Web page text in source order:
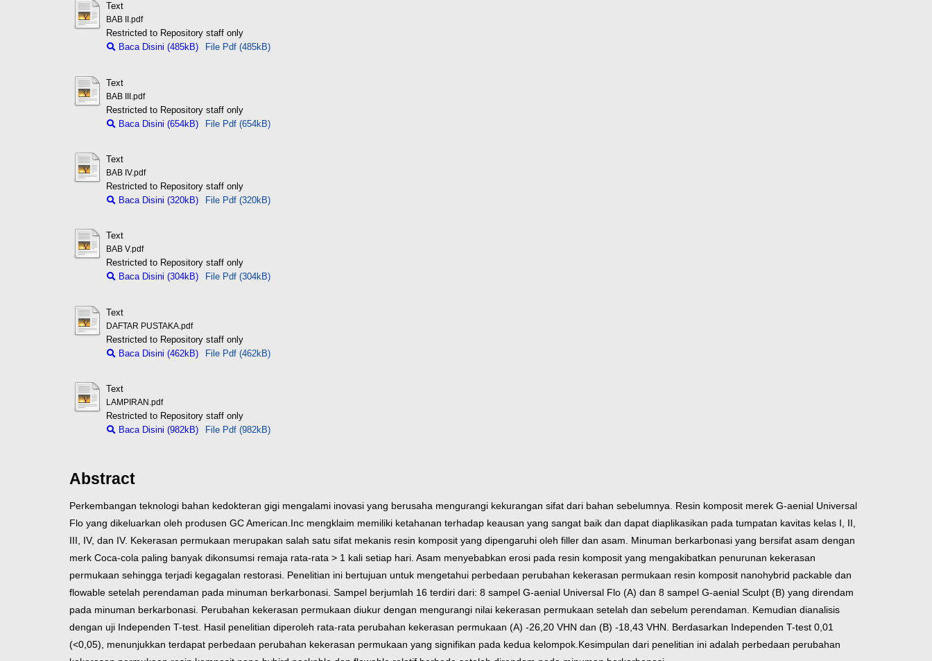
Text
BAB II.pdf
Restricted to Repository staff only
Baca Disini (485kB)
File Pdf (485kB)
Text
BAB III.pdf
Restricted to Repository staff only
Baca Disini (654kB)
File Pdf (654kB)
Text
BAB IV.pdf
Restricted to Repository staff only
Baca Disini (320kB)
File Pdf (320kB)
Text
BAB V.pdf
Restricted to Repository staff only
Baca Disini (304kB)
File Pdf (304kB)
Text
DAFTAR PUSTAKA.pdf
Restricted to Repository staff only
Baca Disini (462kB)
File Pdf (462kB)
Text
LAMPIRAN.pdf
Restricted to Repository staff only
Baca Disini (982kB)
File Pdf (982kB)
Abstract
Perkembangan teknologi bahan kedokteran gigi mengalami inovasi yang berusaha mengurangi kekurangan sifat dari bahan sebelumnya. Resin komposit merek G-aenial Universal
Flo yang dikeluarkan oleh produsen GC American.Inc mengklaim memiliki ketahanan terhadap keausan yang sangat baik dan dapat diaplikasikan pada tumpatan kavitas kelas I, II,
III, IV, dan IV. Kekerasan permukaan merupakan salah satu sifat mekanis resin komposit yang dipengaruhi oleh filler dan asam. Minuman berkarbonasi yang bersifat asam dengan
merk Coca-cola paling banyak dikonsumsi remaja rata-rata > 1 kali setiap hari. Asam menyebabkan erosi pada resin komposit yang mengakibatkan penurunan kekerasan
permukaan sehingga terjadi kegagalan restorasi. Penelitian ini bertujuan untuk mengetahui perbedaan perubahan kekerasan permukaan resin komposit nanohybrid packable dan
flowable setelah perendaman pada minuman berkarbonasi. Sampel berjumlah 16 terdiri dari: 8 sampel G-aenial Universal Flo (A) dan 8 sampel G-aenial Sculpt (B) yang direndam
pada minuman berkarbonasi. Perubahan kekerasan permukaan diukur dengan mengurangi nilai kekerasan permukaan setelah dan sebelum perendaman. Kemudian dianalisis
dengan uji Independen T-test. Hasil penelitian diperoleh rata-rata perubahan kekerasan permukaan (A) -26,20 VHN dan (B) -18,43 VHN. Berdasarkan Independen T-test 0,01
(<0,05), menunjukkan terdapat perbedaan perubahan kekerasan permukaan yang signifikan pada kedua kelompok. Kesimpulan dari penelitian ini adalah perbedaan perubahan